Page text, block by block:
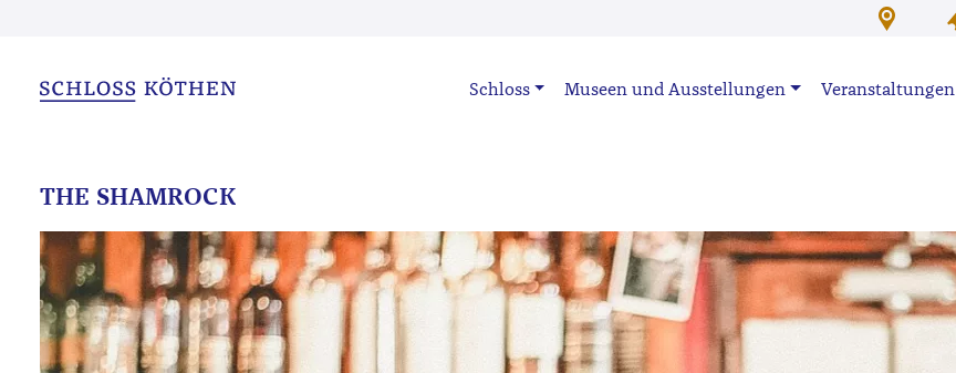
Schloss Museen und Ausstellungen Veranstaltungen
THE SHAMROCK